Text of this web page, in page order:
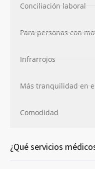
Conciliación laboral
Para personas con
Infrarrojos
Más tranquilidad en
Comodidad
¿Qué servicios